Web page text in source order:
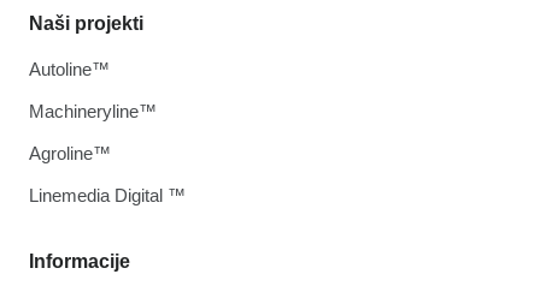
Informacije
Naši projekti
Autoline™
Machineryline™
Agroline™
Linemedia Digital ™